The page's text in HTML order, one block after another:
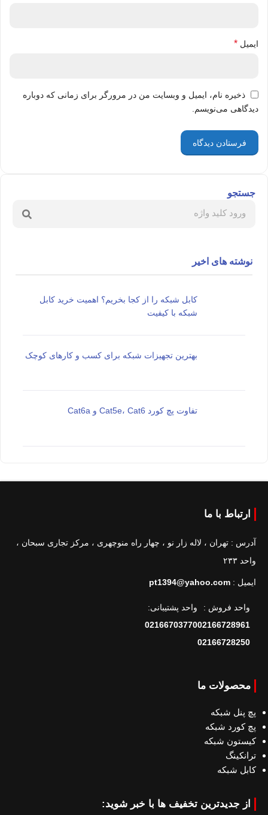
ایمیل *
ذخیره نام، ایمیل و وبسایت من در مرورگر برای زمانی که دوباره
دیدگاهی می‌نویسم.
جستجو
نوشته های اخیر
کابل شبکه را از کجا بخریم؟ اهمیت خرید کابل
شبکه با کیفیت
بهترین تجهیزات شبکه برای کسب و کارهای کوچک
تفاوت پچ کورد Cat5e، Cat6 و Cat6a
ارتباط با ما
آدرس : تهران ، لاله زار نو ، چهار راه منوچهری ، مرکز تجاری سبحان ،
واحد ۲۳۳
ایمیل : pt1394@yahoo.com
واحد فروش :
02166728961
02166728250
واحد پشتیبانی:
02166703770
محصولات ما
پچ پنل شبکه
پچ کورد شبکه
کیستون شبکه
ترانکینگ
کابل شبکه
از جدیدترین تخفیف ها با خبر شوید: